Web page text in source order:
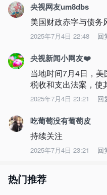
央视网友um8dbs
美国财政赤字与债务
2025年7月4日 22:48 回
央视新闻小网友❤️
当地时间7月4日，美
税收和支出法案，使
2025年7月4日 23:21 回
吃葡萄没有葡萄皮
持续关注
2025年7月4日 23:21 回
热门推荐